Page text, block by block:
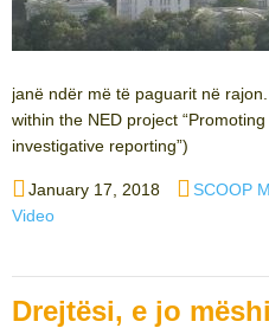
janë ndër më të paguarit në
within the NED project
investigative reporting”)
Posted
on
January 17, 2018 Author
SCOOP
Video
Drejtësi, e jo